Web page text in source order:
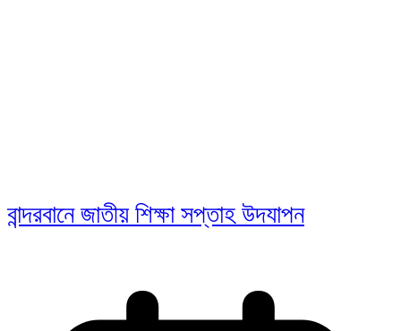
বান্দরবানে জাতীয় শিক্ষা সপ্তাহ উদযাপন